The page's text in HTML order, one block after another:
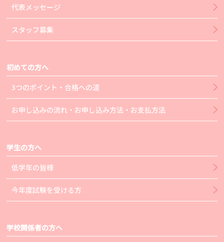
代表メッセージ
スタッフ募集
初めての方へ
3つのポイント・合格への道
お申し込みの流れ・お申し込み方法・お支払方法
学生の方へ
低学年の皆様
今年度試験を受ける方
学校関係者の方へ